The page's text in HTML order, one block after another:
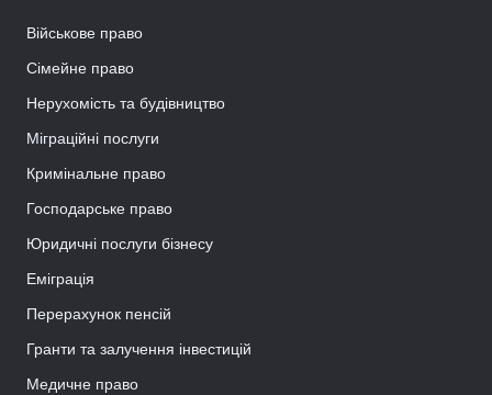
Військове право
Сімейне право
Нерухомість та будівництво
Міграційні послуги
Кримінальне право
Господарське право
Юридичні послуги бізнесу
Еміграція
Перерахунок пенсій
Гранти та залучення інвестицій
Медичне право